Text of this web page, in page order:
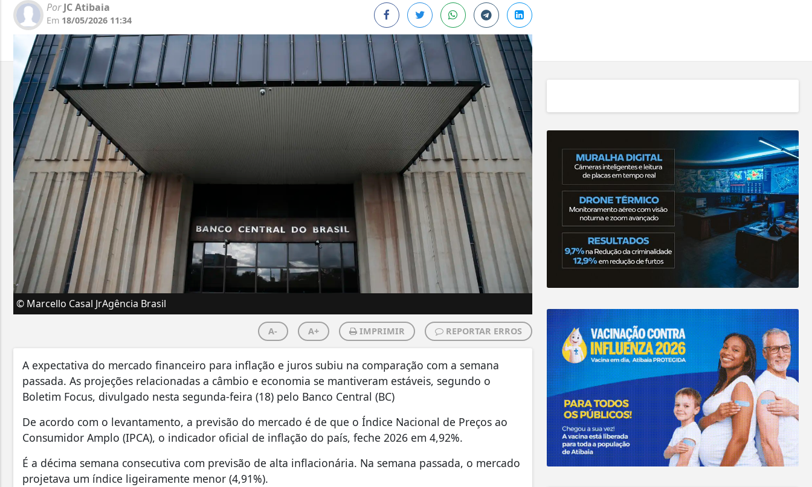
PorJC Atibaia
Em 18/05/2026 11:34
© Marcello Casal JrAgência Brasil
A- A+ IMPRIMIR REPORTAR ERROS
A expectativa do mercado financeiro para inflação e juros subiu na comparação com a semana
passada. As projeções relacionadas a câmbio e economia se mantiveram estáveis, segundo o
Boletim Focus, divulgado nesta segunda-feira (18) pelo Banco Central (BC)
De acordo com o levantamento, a previsão do mercado é de que o Índice Nacional de Preços ao
Consumidor Amplo (IPCA), o indicador oficial de inflação do país, feche 2026 em 4,92%.
É a décima semana consecutiva com previsão de alta inflacionária. Na semana passada, o mercado
projetava um índice ligeiramente menor (4,91%).